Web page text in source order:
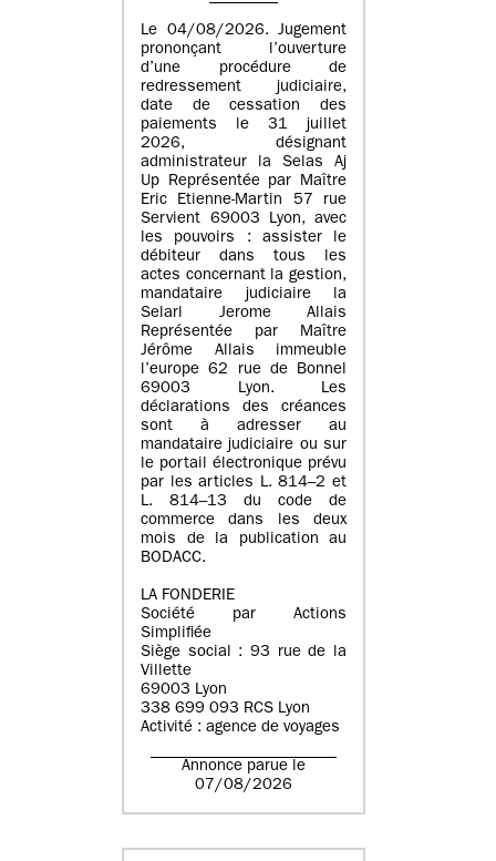
Le 04/08/2026. Jugement
prononçant l’ouverture
d’une procédure de
redressement judiciaire,
date de cessation des
paiements le 31 juillet
2026, désignant
administrateur la Selas Aj
Up Représentée par Maître
Eric Etienne-Martin 57 rue
Servient 69003 Lyon, avec
les pouvoirs : assister le
débiteur dans tous les
actes concernant la gestion,
mandataire judiciaire la
Selarl Jerome Allais
Représentée par Maître
Jérôme Allais immeuble
l’europe 62 rue de Bonnel
69003 Lyon. Les
déclarations des créances
sont à adresser au
mandataire judiciaire ou sur
le portail électronique prévu
par les articles L. 814–2 et
L. 814–13 du code de
commerce dans les deux
mois de la publication au
BODACC.
LA FONDERIE
Société par Actions
Simplifiée
Siège social : 93 rue de la
Villette
69003 Lyon
338 699 093 RCS Lyon
Activité : agence de voyages
Annonce parue le
07/08/2026